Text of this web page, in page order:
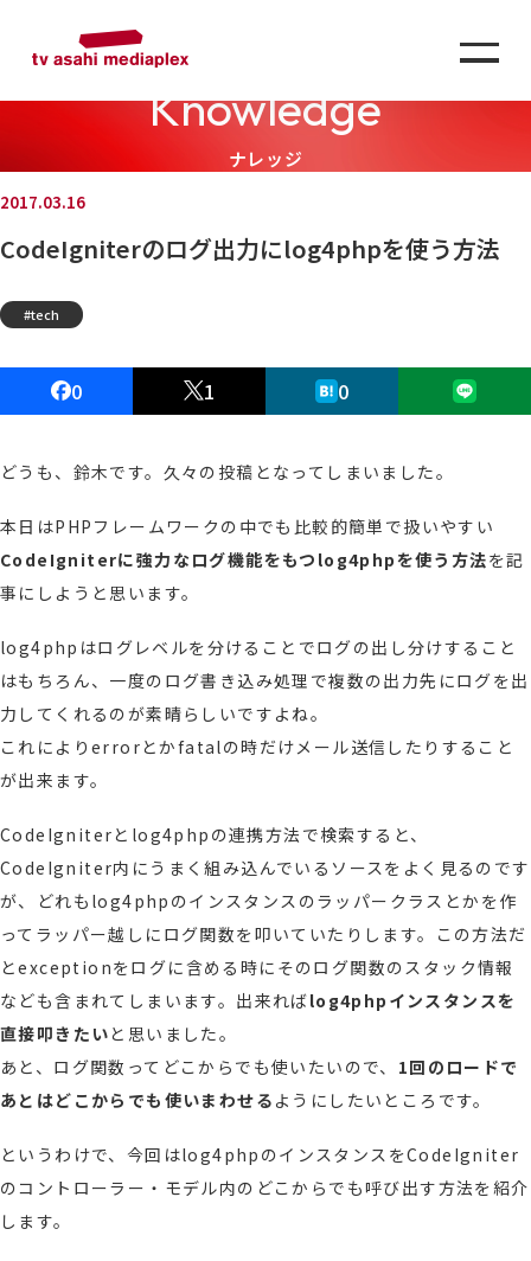
Knowledge
ナレッジ
2017.03.16
CodeIgniterのログ出力にlog4phpを使う方法
tech
0 1 0
どうも、鈴木です。久々の投稿となってしまいました。
本日はPHPフレームワークの中でも比較的簡単で扱いやすい
CodeIgniterに強力なログ機能をもつ log4phpを使う方法を記
事にしようと思います。
log4phpはログレベルを分けることでログの出し分けすること
はもちろん、一度のログ書き込み処理で複数の出力先にログを出
力してくれるのが素晴らしいですよね。
これによりerrorとかfatalの時だけメール送信したりすること
が出来ます。
CodeIgniterとlog4phpの連携方法で検索すると、
CodeIgniter内にうまく組み込んでいるソースをよく見るのです
が、どれもlog4phpのインスタンスのラッパークラスとかを作
ってラッパー越しにログ関数を叩いていたりします。この方法だ
とexceptionをログに含める時にそのログ関数のスタック情報
なども含まれてしまいます。出来ればlog4phpインスタンスを
直接叩きたいと思いました。
あと、ログ関数ってどこからでも使いたいので、 1回のロードで
あとはどこからでも使いまわせる ようにしたいところです。
というわけで、今回はlog4phpのインスタンスをCodeIgniter
のコントローラー・モデル内のどこからでも呼び出す方法を紹介
します。